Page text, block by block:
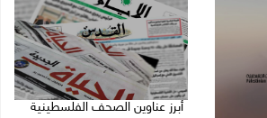
أبرز عناوين الصحف الفلسطينية